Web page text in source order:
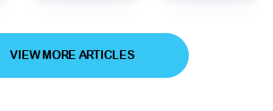
VIEW MORE ARTICLES